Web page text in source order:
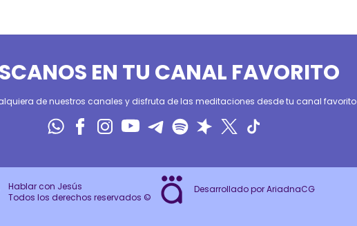
EN TU CANAL FAVORITO
de nuestros canales y disfruta de las meditaciones desde tu canal favorito
Hablar con Jesús
Todos los derechos reservados ©
Desarrollado por AriadnaCG